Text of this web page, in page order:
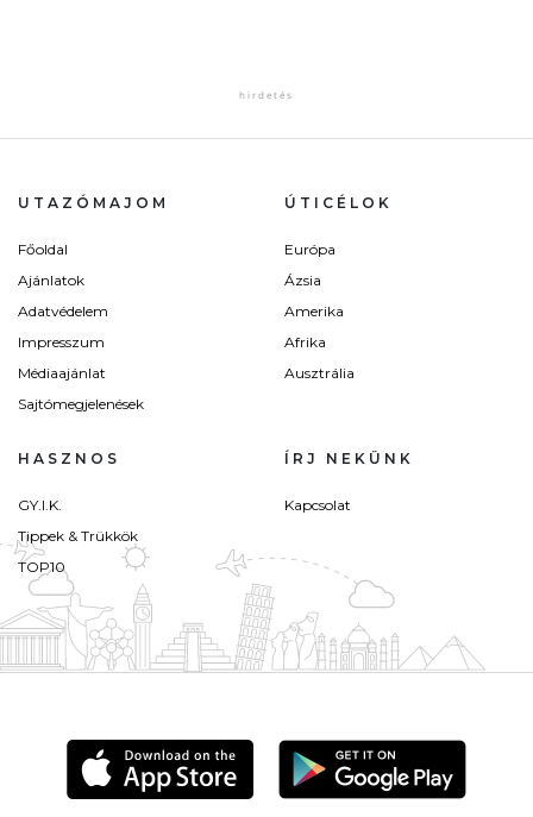
UTAZÓMAJOM
Főoldal
Ajánlatok
Adatvédelem
Impresszum
Médiaajánlat
Sajtómegjelenések
ÚTICÉLOK
Európa
Ázsia
Amerika
Afrika
Ausztrália
HASZNOS
GY.I.K.
Tippek & Trükkök
TOP10
ÍRJ NEKÜNK
Kapcsolat